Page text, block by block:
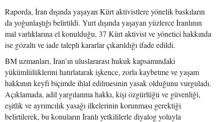
Raporda, İran dışında yaşayan Kürt aktivistlere yönelik baskıların
da yoğunlaştığı belirtildi. Yurt dışında yaşayan yüzlerce İranlının
mal varlıklarına el konulduğu, 37 Kürt aktivist ve yönetici hakkında
ise gözaltı ve iade talepli kararlar çıkarıldığı ifade edildi.
BM uzmanları, İran’ın uluslararası hukuk kapsamındaki
yükümlülüklerini hatırlatarak işkence, zorla kaybetme ve yaşam
hakkının keyfi biçimde ihlal edilmesinin yasak olduğunu vurguladı.
Açıklamada, adil yargılanma hakkı, kişi özgürlüğü ve güvenliği,
eşitlik ve ayrımcılık yasağı ilkelerinin korunması gerektiği
belirtilerek, bu konuların İranlı yetkililerle diyalog yoluyla